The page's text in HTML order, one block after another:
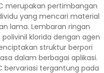
merupakan pertimbangan
yang mencari material
lama. Lembaran ringan
klorida dengan agen
struktur berpori
dalam berbagai aplikasi.
bervariasi tergantung pada